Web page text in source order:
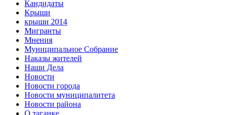
Кандидаты
Крыши
крыши 2014
Мигранты
Мнения
Муниципальное Собрание
Наказы жителей
Наши Дела
Новости
Новости города
Новости муниципалитета
Новости района
О таганке